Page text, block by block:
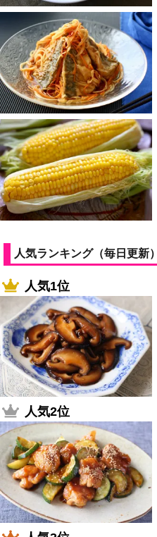
人気ランキング（毎日更新）
人気1位
人気2位